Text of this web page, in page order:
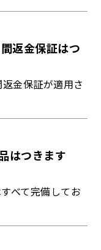
返金保証はつ
金保証が適用さ
はつきます
べて完備してお